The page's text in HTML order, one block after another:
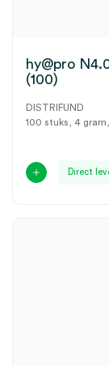
hy@pro
(100)
DISTRIFUND
100 stuks, 4
Direct